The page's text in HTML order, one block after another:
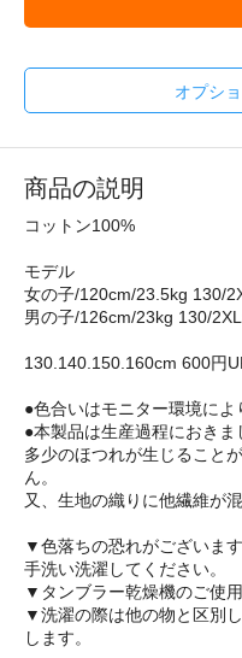
オプシ
商品の説明
コットン100%
モデル
女の子/120cm/23.5kg 130/
男の子/126cm/23kg 130/
130.140.150.160cm 600円
●色合いはモニター環境によ
●本製品は生産過程におき
多少のほつれが生じること
ん。
又、生地の織りに他繊維が
▼色落ちの恐れがございま
手洗い洗濯してください。
▼タンブラー乾燥機のご使用
▼洗濯の際は他の物と区別
します。